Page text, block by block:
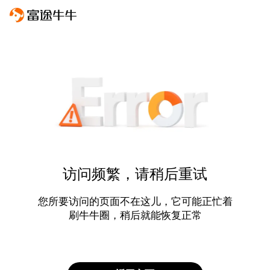
访问频繁，请稍后重试
您所要访问的页面不在这儿，它可能正忙着
刷牛牛圈，稍后就能恢复正常